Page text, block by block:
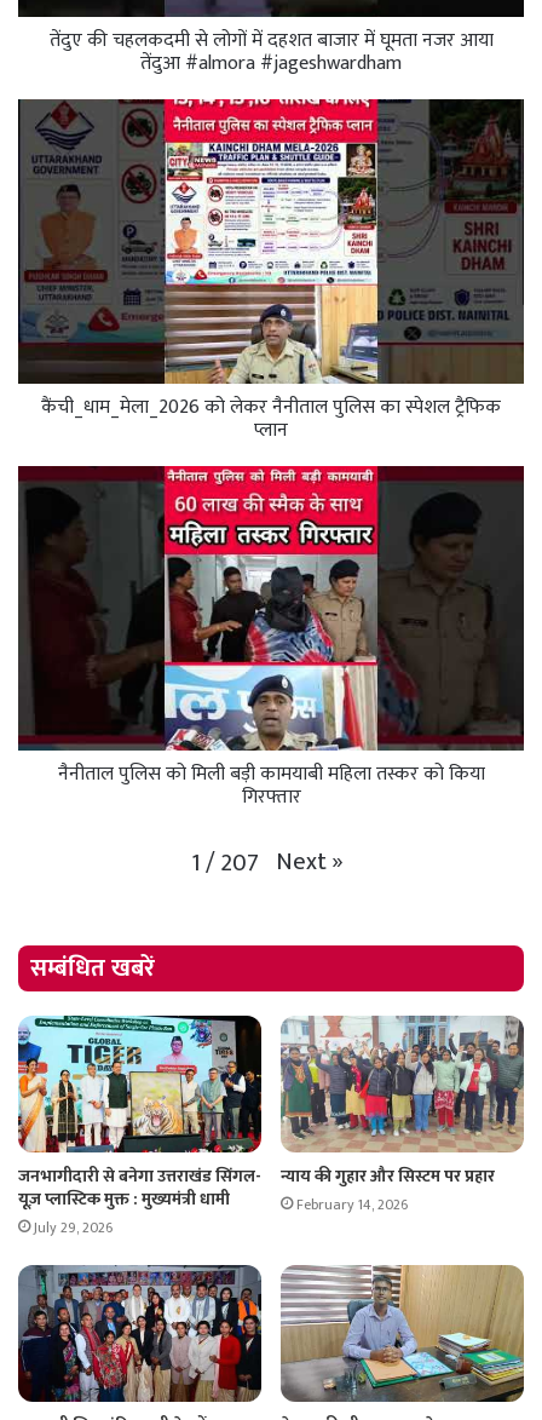
तेंदुए की चहलकदमी से लोगों में दहशत बाजार में घूमता नजर आया
तेंदुआ #almora #jageshwardham
कैंची_धाम_मेला_2026 को लेकर नैनीताल पुलिस का स्पेशल ट्रैफिक
प्लान
नैनीताल पुलिस को मिली बड़ी कामयाबी महिला तस्कर को किया
गिरफ्तार
1/207 Next»
सम्बंधित खबरें
जनभागीदारी से बनेगा उत्तराखंड सिंगल-
यूज़ प्लास्टिक मुक्त : मुख्यमंत्री धामी
July 29, 2026
​न्याय की गुहार और सिस्टम पर प्रहार
February 14, 2026